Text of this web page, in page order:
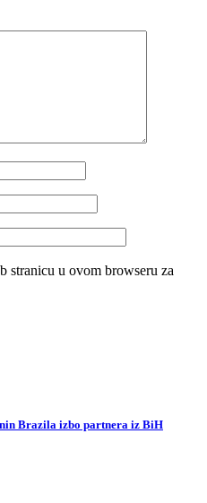
stranicu u ovom browseru za
Brazila izbo partnera iz BiH